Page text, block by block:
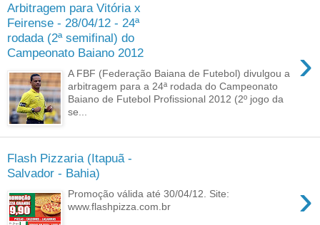
Arbitragem para Vitória x
Feirense - 28/04/12 - 24ª
rodada (2ª semifinal) do
Campeonato Baiano 2012
›
A FBF (Federação Baiana de Futebol) divulgou a
arbitragem para a 24ª rodada do Campeonato
Baiano de Futebol Profissional 2012 (2º jogo da
se...
Flash Pizzaria (Itapuã -
Salvador - Bahia)
›
Promoção válida até 30/04/12. Site:
www.flashpizza.com.br